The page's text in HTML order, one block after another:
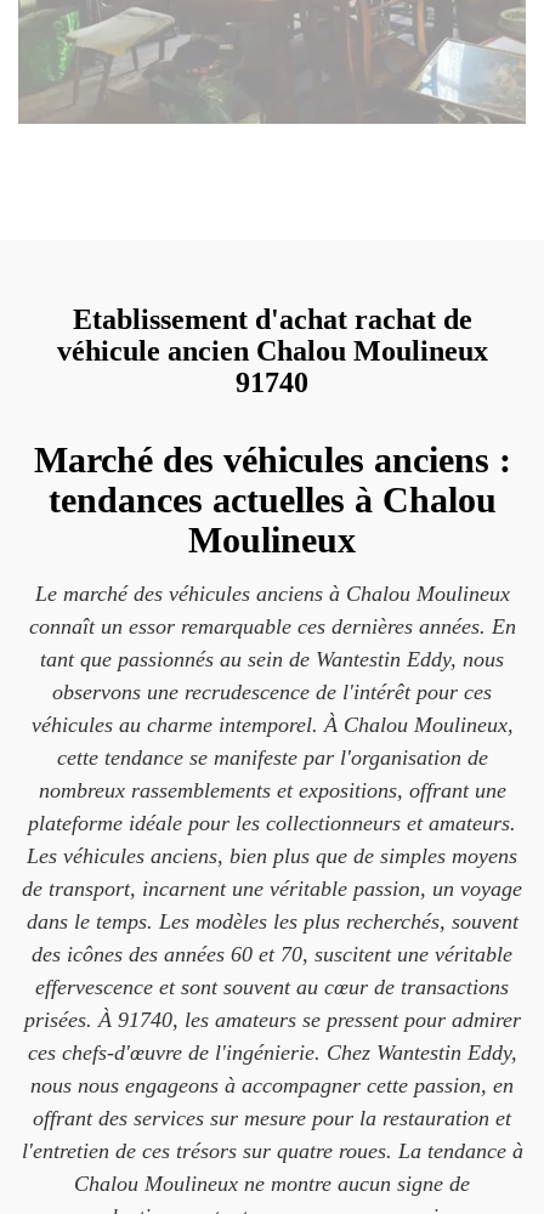
Etablissement d'achat rachat de
véhicule ancien Chalou Moulineux
91740
Marché des véhicules anciens :
tendances actuelles à Chalou
Moulineux
Le marché des véhicules anciens à Chalou Moulineux
connaît un essor remarquable ces dernières années. En
tant que passionnés au sein de Wantestin Eddy, nous
observons une recrudescence de l'intérêt pour ces
véhicules au charme intemporel. À Chalou Moulineux,
cette tendance se manifeste par l'organisation de
nombreux rassemblements et expositions, offrant une
plateforme idéale pour les collectionneurs et amateurs.
Les véhicules anciens, bien plus que de simples moyens
de transport, incarnent une véritable passion, un voyage
dans le temps. Les modèles les plus recherchés, souvent
des icônes des années 60 et 70, suscitent une véritable
effervescence et sont souvent au cœur de transactions
prisées. À 91740, les amateurs se pressent pour admirer
ces chefs-d'œuvre de l'ingénierie. Chez Wantestin Eddy,
nous nous engageons à accompagner cette passion, en
offrant des services sur mesure pour la restauration et
l'entretien de ces trésors sur quatre roues. La tendance à
Chalou Moulineux ne montre aucun signe de